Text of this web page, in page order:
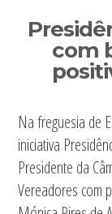
com
Na freguesia de
iniciativa
Presidente da
Vereadores com